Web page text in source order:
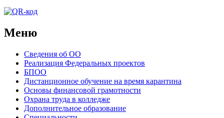
Меню
Сведения об ОО
Реализация Федеральных проектов
БПОО
Дистанционное обучение на время карантина
Основы финансовой грамотности
Охрана труда в колледже
Дополнительное образование